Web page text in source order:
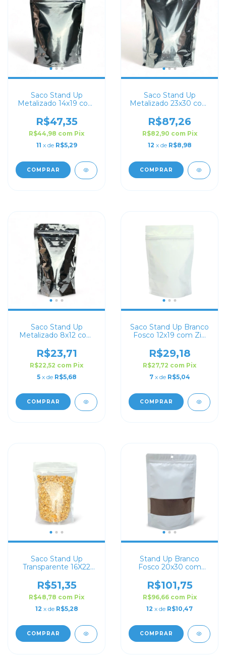
Saco Stand Up
Metalizado 14x19 com
R$47,35
R$44,98 com Pix
11 x de R$5,29
COMPRAR
Saco Stand Up
Metalizado 23x30 com
R$87,26
R$82,90 com Pix
12 x de R$8,98
COMPRAR
Saco Stand Up
Metalizado 8x12 com
R$23,71
R$22,52 com Pix
5 x de R$5,68
COMPRAR
Saco Stand Up Branco
Fosco 12x19 com Zip
R$29,18
R$27,72 com Pix
7 x de R$5,04
COMPRAR
Saco Stand Up
Transparente 16X22
R$51,35
R$48,78 com Pix
12 x de R$5,28
COMPRAR
Stand Up Branco
Fosco 20x30 com
R$101,75
R$96,66 com Pix
12 x de R$10,47
COMPRAR